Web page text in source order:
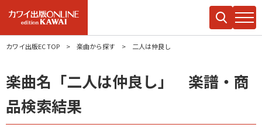
カワイ出版EC TOP 楽曲から探す 二人は仲良し
楽曲名「二人は仲良し」 楽譜・商
品検索結果